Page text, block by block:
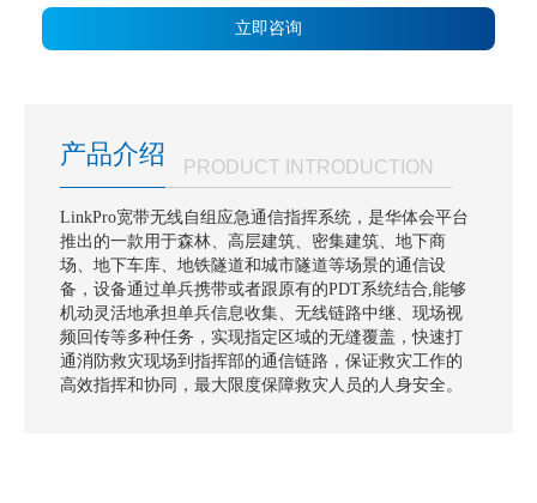
立即咨询
产品介绍 PRODUCT INTRODUCTION
LinkPro宽带无线自组应急通信指挥系统，是华体会平台
推出的一款用于森林、高层建筑、密集建筑、地下商
场、地下车库、地铁隧道和城市隧道等场景的通信设
备，设备通过单兵携带或者跟原有的PDT系统结合,能够
机动灵活地承担单兵信息收集、无线链路中继、现场视
频回传等多种任务，实现指定区域的无缝覆盖，快速打
通消防救灾现场到指挥部的通信链路，保证救灾工作的
高效指挥和协同，最大限度保障救灾人员的人身安全。